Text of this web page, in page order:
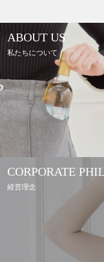
ABOUT US
私たちについて
CORPORATE
経営理念